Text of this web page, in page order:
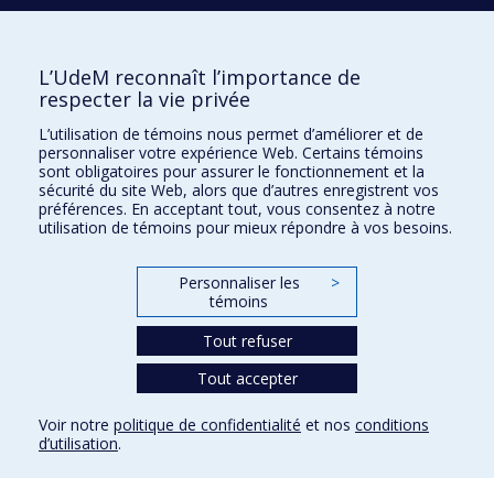
Kinésiologie et des sciences de l’activité physique
Orthophonie et audiologie
Réadaptation
Directions
DPC
CPASS
L’UdeM reconnaît l’importance de
respecter la vie privée
L’utilisation de témoins nous permet d’améliorer et de
personnaliser votre expérience Web. Certains témoins
sont obligatoires pour assurer le fonctionnement et la
sécurité du site Web, alors que d’autres enregistrent vos
préférences. En acceptant tout, vous consentez à notre
utilisation de témoins pour mieux répondre à vos besoins.
Personnaliser les
témoins
>
Tout refuser
Tout accepter
Voir notre politique de confidentialité et nos conditions
d’utilisation.